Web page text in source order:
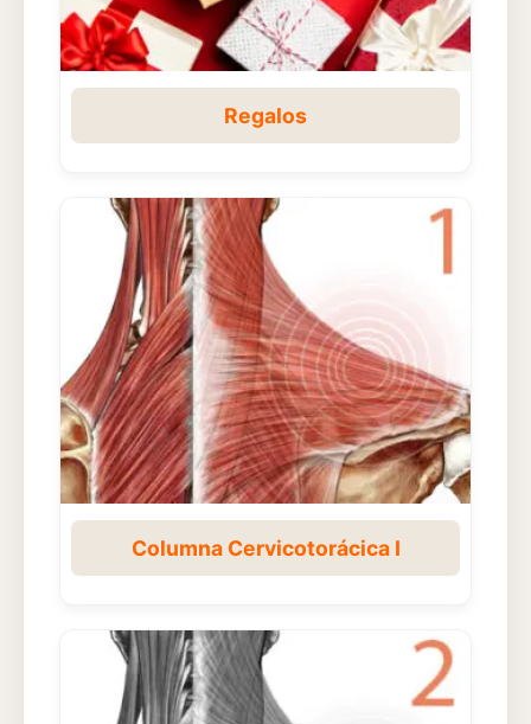
Regalos
Columna Cervicotorácica I